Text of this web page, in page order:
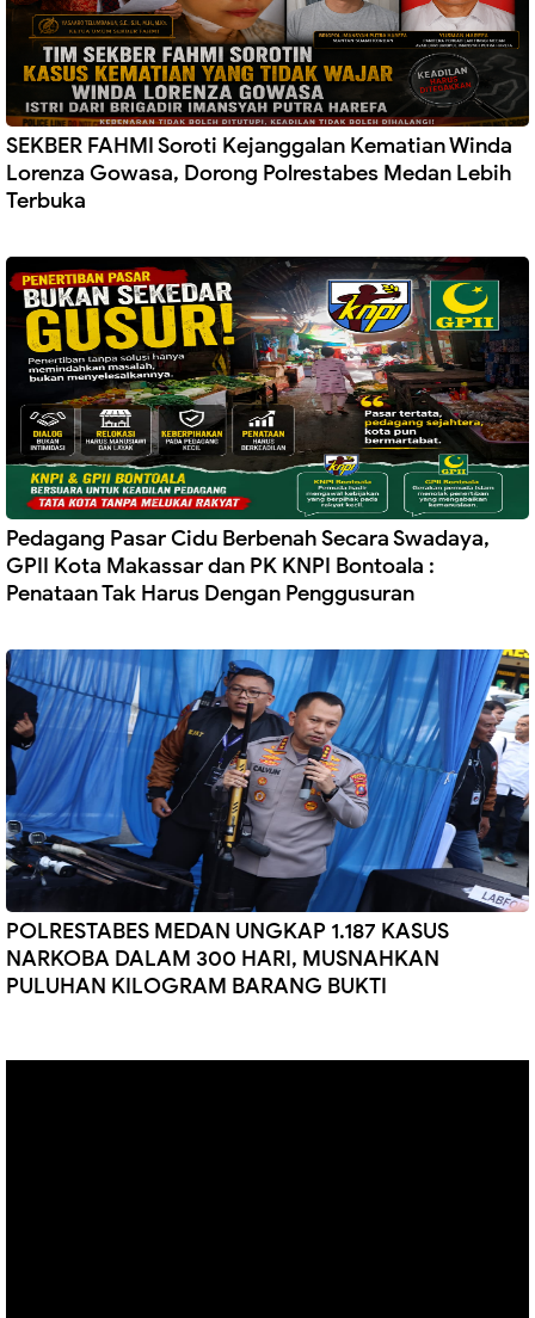
SEKBER FAHMI Soroti Kejanggalan Kematian Winda
Lorenza Gowasa, Dorong Polrestabes Medan Lebih
Terbuka
Pedagang Pasar Cidu Berbenah Secara Swadaya,
GPII Kota Makassar dan PK KNPI Bontoala :
Penataan Tak Harus Dengan Penggusuran
POLRESTABES MEDAN UNGKAP 1.187 KASUS
NARKOBA DALAM 300 HARI, MUSNAHKAN
PULUHAN KILOGRAM BARANG BUKTI